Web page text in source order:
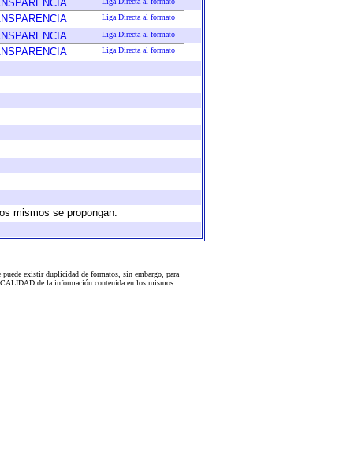
Liga Directa al formato
Liga Directa al formato
Liga Directa al formato
mismos se propongan.
existir duplicidad de formatos, sin embargo, para
de la información contenida en los mismos.